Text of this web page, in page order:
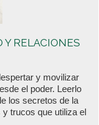
Y RELACIONES
y movilizar
el poder. Leerlo
los secretos de la
trucos que utiliza el